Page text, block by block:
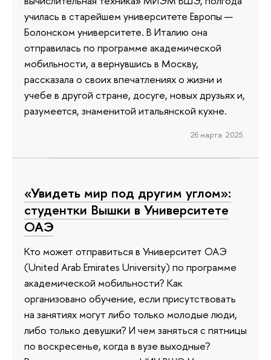
училась в старейшем университете Европы —
Болонском университете. В Италию она
отправилась по программе академической
мобильности, а вернувшись в Москву,
рассказала о своих впечатлениях о жизни и
учебе в другой стране, досуге, новых друзьях и,
разумеется, знаменитой итальянской кухне.
26 марта 2025
«Увидеть мир под другим углом»:
студентки Вышки в Университете
ОАЭ
Кто может отправиться в Университет ОАЭ
(United Arab Emirates University) по программе
академической мобильности? Как
организовано обучение, если присутствовать
на занятиях могут либо только молодые люди,
либо только девушки? И чем заняться с пятницы
по воскресенье, когда в вузе выходные?